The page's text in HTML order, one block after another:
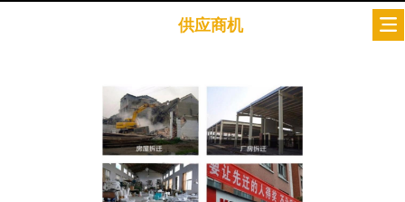
供应商机